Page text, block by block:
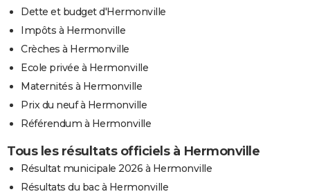
Dette et budget d'Hermonville
Impôts à Hermonville
Crèches à Hermonville
Ecole privée à Hermonville
Maternités à Hermonville
Prix du neuf à Hermonville
Référendum à Hermonville
Tous les résultats officiels à Hermonville
Résultat municipale 2026 à Hermonville
Résultats du bac à Hermonville